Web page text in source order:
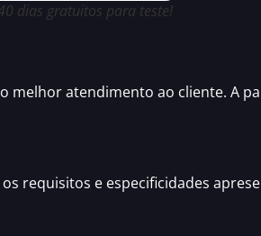
dias gratuitos para teste!
melhor atendimento ao cliente. A
requisitos e especificidades